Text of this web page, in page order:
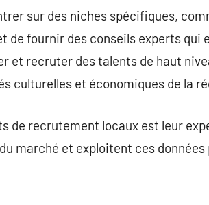
sur des niches spécifiques,
de fournir des conseils experts
et recruter des talents de haut
culturelles et économiques de la
de recrutement locaux est leur
marché et exploitent ces